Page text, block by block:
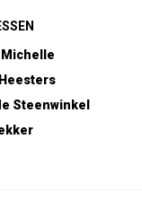
Michelle
Steenwinkel